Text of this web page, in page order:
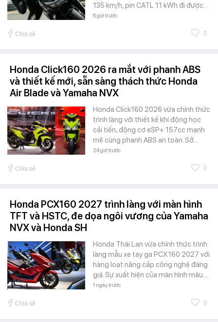
135 km/h, pin CATL 11 kWh đi được…
6 giờ trước
Chia sẻ 0
Honda Click160 2026 ra mắt với phanh ABS
và thiết kế mới, sẵn sàng thách thức Honda
Air Blade và Yamaha NVX
Honda Click160 2026 vừa chính thức
trình làng với thiết kế khí động học
cải tiến, động cơ eSP+ 157cc mạnh
mẽ cùng phanh ABS an toàn. Sở…
24 giờ trước
Chia sẻ 0
Honda PCX160 2027 trình làng với màn hình
TFT và HSTC, đe dọa ngôi vương của Yamaha
NVX và Honda SH
Honda Thái Lan vừa chính thức trình
làng mẫu xe tay ga PCX160 2027 với
hàng loạt nâng cấp công nghệ đáng
giá. Sự xuất hiện của màn hình màu…
1 ngày trước
Chia sẻ 0